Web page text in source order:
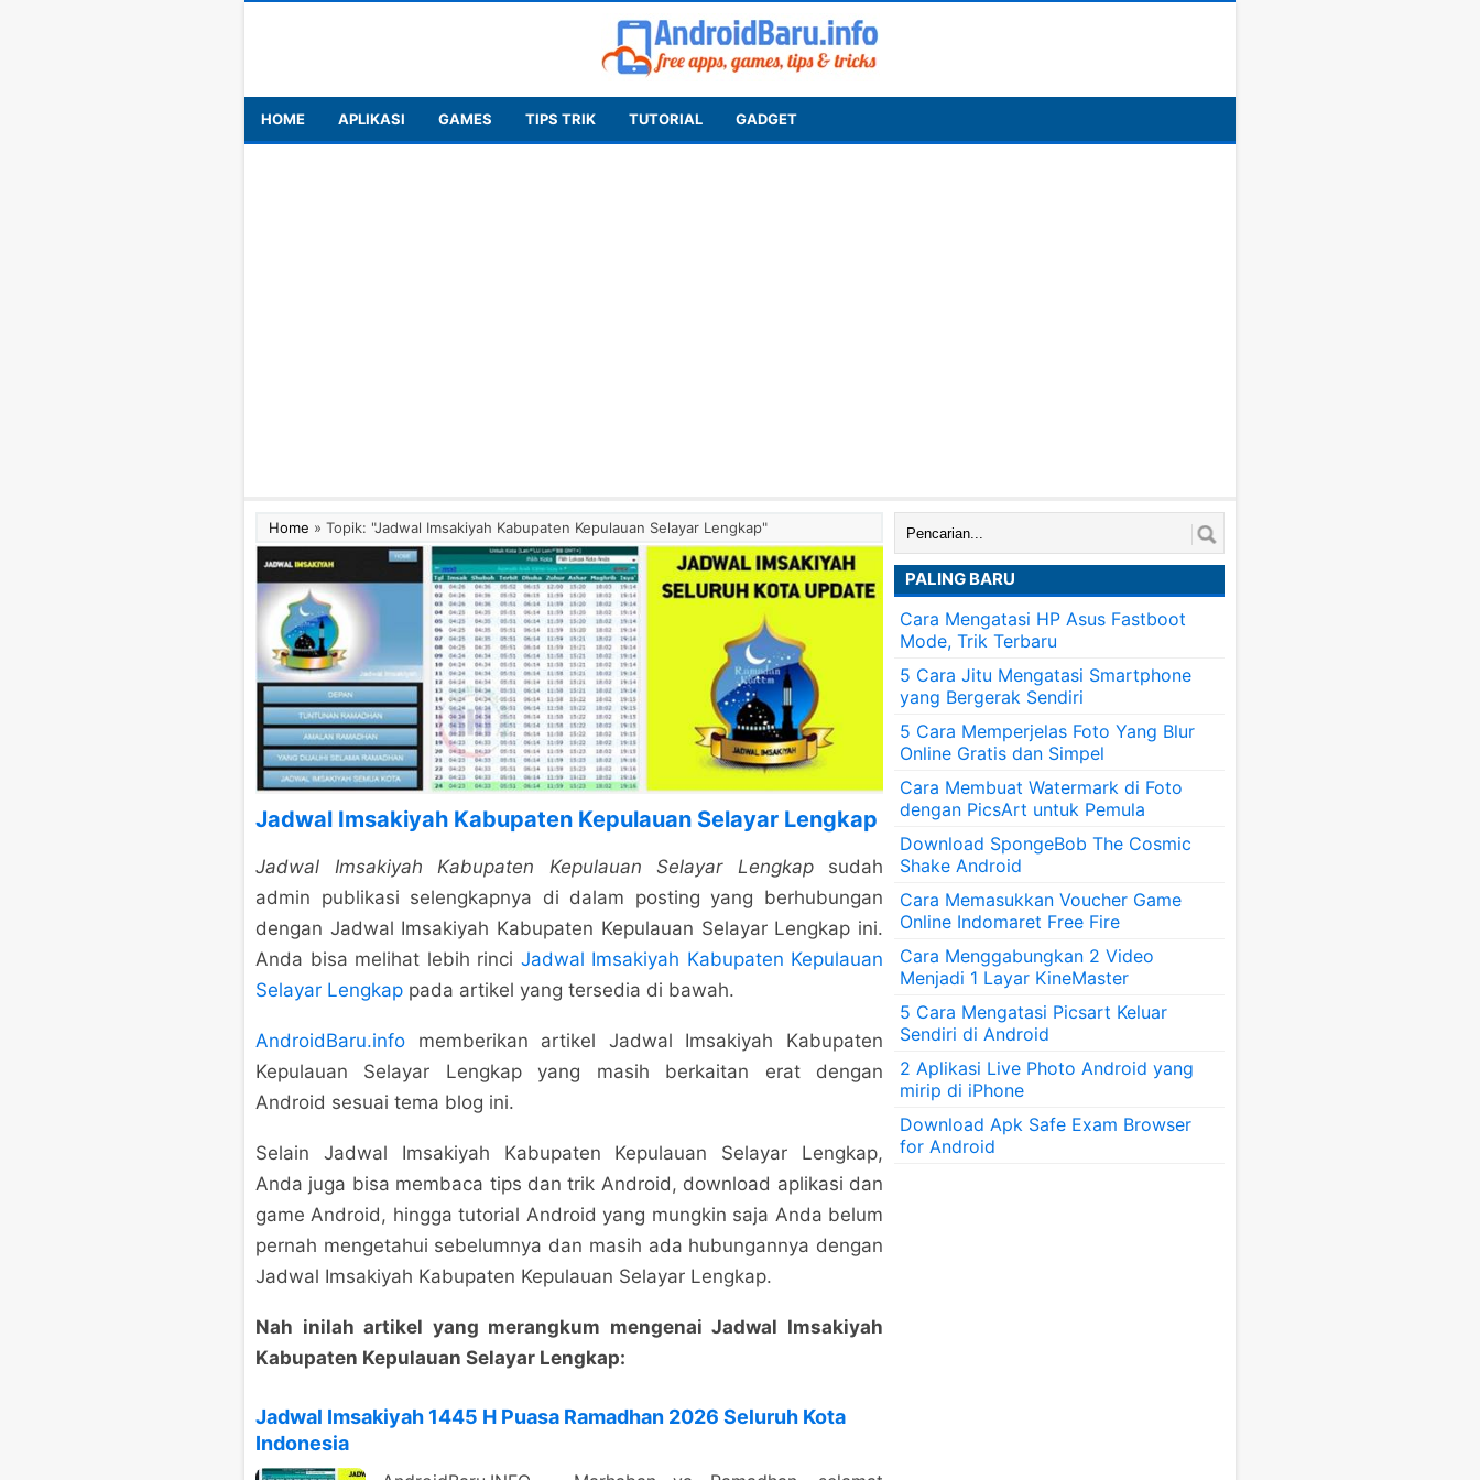
HOME APLIKASI GAMES TIPS TRIK TUTORIAL GADGET
Home » Topik: "Jadwal Imsakiyah Kabupaten Kepulauan Selayar Lengkap"
Jadwal Imsakiyah Kabupaten Kepulauan Selayar Lengkap
Jadwal Imsakiyah Kabupaten Kepulauan Selayar Lengkapsudah
admin publikasi selengkapnya di dalam posting yang berhubungan
dengan Jadwal Imsakiyah Kabupaten Kepulauan Selayar Lengkap ini.
Anda bisa melihat lebih rinci Jadwal Imsakiyah Kabupaten Kepulauan
Selayar Lengkap pada artikel yang tersedia di bawah.
AndroidBaru.info memberikan artikel Jadwal Imsakiyah Kabupaten
Kepulauan Selayar Lengkap yang masih berkaitan erat dengan
Android sesuai tema blog ini.
Selain Jadwal Imsakiyah Kabupaten Kepulauan Selayar Lengkap,
Anda juga bisa membaca tips dan trik Android, download aplikasi dan
game Android, hingga tutorial Android yang mungkin saja Anda belum
pernah mengetahui sebelumnya dan masih ada hubungannya dengan
Jadwal Imsakiyah Kabupaten Kepulauan Selayar Lengkap.
Nah inilah artikel yang merangkum mengenai Jadwal Imsakiyah
Kabupaten Kepulauan Selayar Lengkap:
Jadwal Imsakiyah 1445 H Puasa Ramadhan 2026 Seluruh Kota
Indonesia
Cari:
PALING BARU
Cara Mengatasi HP Asus Fastboot
Mode, Trik Terbaru
5 Cara Jitu Mengatasi Smartphone
yang Bergerak Sendiri
5 Cara Memperjelas Foto Yang Blur
Online Gratis dan Simpel
Cara Membuat Watermark di Foto
dengan PicsArt untuk Pemula
Download SpongeBob The Cosmic
Shake Android
Cara Memasukkan Voucher Game
Online Indomaret Free Fire
Cara Menggabungkan 2 Video
Menjadi 1 Layar KineMaster
5 Cara Mengatasi Picsart Keluar
Sendiri di Android
2 Aplikasi Live Photo Android yang
mirip di iPhone
Download Apk Safe Exam Browser
for Android